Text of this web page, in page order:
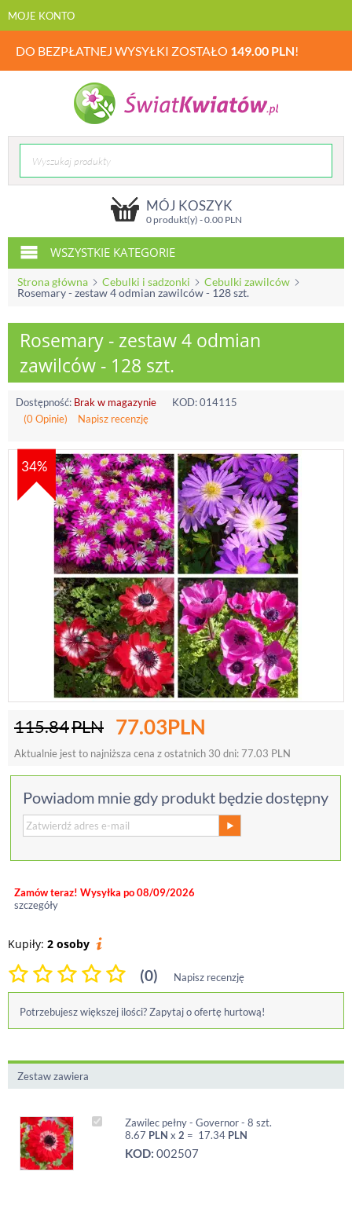
MOJE KONTO
DO BEZPŁATNEJ WYSYŁKI ZOSTAŁO 149.00 PLN!
MÓJ KOSZYK
0 produkt(y) -0.00PLN
WSZYSTKIE KATEGORIE
Strona główna Cebulki i sadzonki
Cebulki zawilców
Rosemary - zestaw 4 odmian zawilców - 128 szt.
Rosemary - zestaw 4 odmian
zawilców - 128 szt.
Dostępność: Brak w magazynie KOD:014115
(0 Opinie)
Napisz recenzję
34%
115.84PLN 77.03PLN
Aktualnie jest to najniższa cena z ostatnich 30 dni:77.03 PLN
Powiadom mnie gdy produkt będzie dostępny
Zamów teraz! Wysyłka po 08/09/2026
szczegóły
Kupiły: 2 osoby
(0) Napisz recenzję
Potrzebujesz większej ilości? Zapytaj o ofertę hurtową!
Zestaw zawiera
Zawilec pełny - Governor - 8 szt.
8.67 PLN x 2 = 17.34 PLN
KOD: 002507